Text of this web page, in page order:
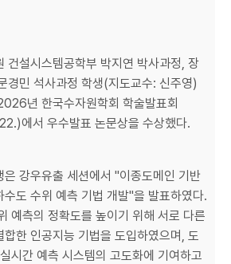
건설시스템공학부 박지연 박사과정, 장
경민 석사과정 학생(지도교수: 신주영)
년 한국수자원학회 학술발표회
에서 우수발표 논문상을 수상했다.
은 강우유출 세션에서 "이종도메인 기반
수도 수위 예측 기법 개발"을 발표하였다.
예측의 정확도를 높이기 위해 서로 다른
한 인공지능 기법을 도입하였으며, 도
시간 예측 시스템의 고도화에 기여하고